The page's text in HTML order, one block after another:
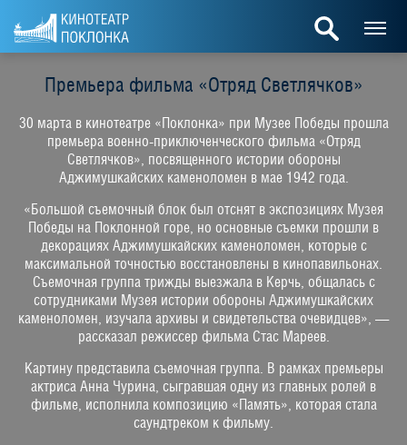
Премьера фильма «Отряд Светлячков»
30 марта в кинотеатре «Поклонка» при Музее Победы прошла
премьера военно-приключенческого фильма «Отряд
Светлячков», посвященного истории обороны
Аджимушкайских каменоломен в мае 1942 года.
«Большой съемочный блок был отснят в экспозициях Музея
Победы на Поклонной горе, но основные съемки прошли в
декорациях Аджимушкайских каменоломен, которые с
максимальной точностью восстановлены в кинопавильонах.
Съемочная группа трижды выезжала в Керчь, общалась с
сотрудниками Музея истории обороны Аджимушкайских
каменоломен, изучала архивы и свидетельства очевидцев», —
рассказал режиссер фильма Стас Мареев.
Картину представила съемочная группа. В рамках премьеры
актриса Анна Чурина, сыгравшая одну из главных ролей в
фильме, исполнила композицию «Память», которая стала
саундтреком к фильму.